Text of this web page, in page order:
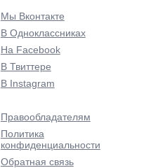
Мы Вконтакте
В Одноклассниках
На Facebook
В Твиттере
В Instagram
Правообладателям
Политика
конфиденциальности
Обратная связь